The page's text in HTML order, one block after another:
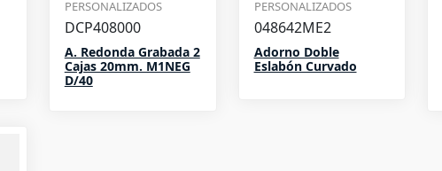
PERSONALIZADOS
DCP408000
A. Redonda Grabada 2
Cajas 20mm. M1NEG
D/40
PERSONALIZADOS
048642ME2
Adorno Doble
Eslabón Curvado